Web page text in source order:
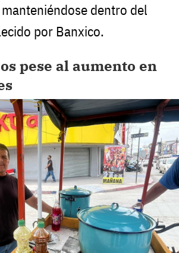
dentro del
por Banxico.
pese al aumento en